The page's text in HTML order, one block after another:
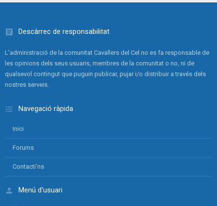
Descàrrec de responsabilitat
L'administració de la comunitat Cavallers del Cel no es fa responsable de
les opinions dels seus usuaris, membres de la comunitat o no, ni de
qualsevol contingut que puguin publicar, pujar i/o distribuir a través dels
nostres serveis.
Navegació ràpida
Inici
Forums
Contacti'ns
Menú d'usuari